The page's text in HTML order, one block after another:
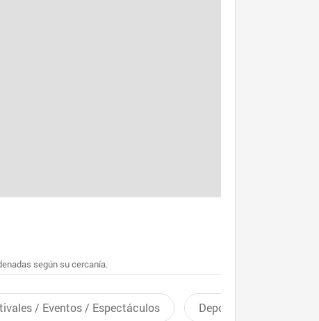
según su cercanía.
/ Eventos / Espectáculos Deportes recreativos